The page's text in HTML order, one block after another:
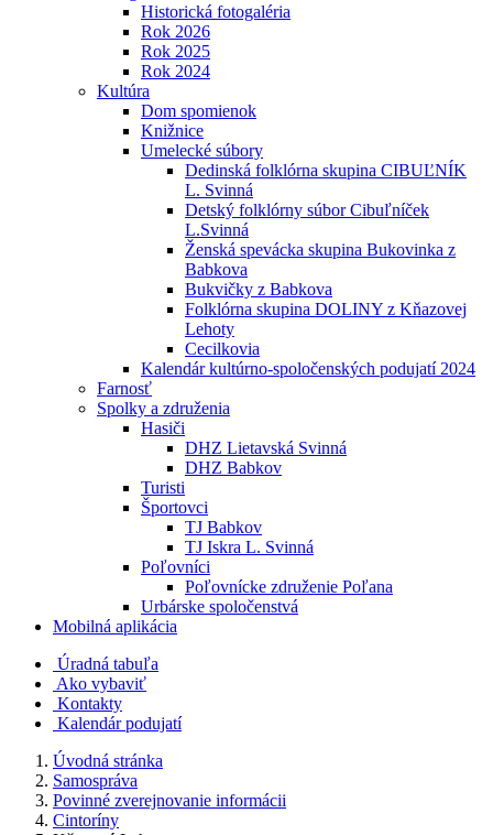
Historická fotogaléria
Rok 2026
Rok 2025
Rok 2024
Kultúra
Dom spomienok
Knižnice
Umelecké súbory
Dedinská folklórna skupina CIBUĽNÍK
L. Svinná
Detský folklórny súbor Cibuľníček
L.Svinná
Ženská spevácka skupina Bukovinka z
Babkova
Bukvičky z Babkova
Folklórna skupina DOLINY z Kňazovej
Lehoty
Cecilkovia
Kalendár kultúrno-spoločenských podujatí 2024
Farnosť
Spolky a združenia
Hasiči
DHZ Lietavská Svinná
DHZ Babkov
Turisti
Športovci
TJ Babkov
TJ Iskra L. Svinná
Poľovníci
Poľovnícke združenie Poľana
Urbárske spoločenstvá
Mobilná aplikácia
Úradná tabuľa
Ako vybaviť
Kontakty
Kalendár podujatí
Úvodná stránka
Samospráva
Povinné zverejnovanie informácii
Cintoríny